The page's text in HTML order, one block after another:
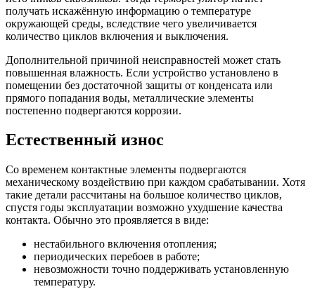
получать искажённую информацию о температуре
окружающей среды, вследствие чего увеличивается
количество циклов включения и выключения.
Дополнительной причиной неисправностей может стать
повышенная влажность. Если устройство установлено в
помещении без достаточной защиты от конденсата или
прямого попадания воды, металлические элементы
постепенно подвергаются коррозии.
Естественный износ
Со временем контактные элементы подвергаются
механическому воздействию при каждом срабатывании. Хотя
такие детали рассчитаны на большое количество циклов,
спустя годы эксплуатации возможно ухудшение качества
контакта. Обычно это проявляется в виде:
нестабильного включения отопления;
периодических перебоев в работе;
невозможности точно поддерживать установленную
температуру.